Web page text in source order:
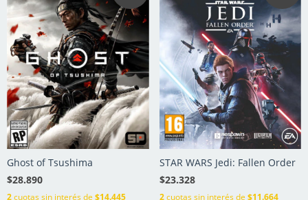
Ghost of Tsushima
$28.890
2cuotas sin interés de $14.445
STAR WARS Jedi: Fallen Order
$23.328
2cuotas sin interés de $11.664